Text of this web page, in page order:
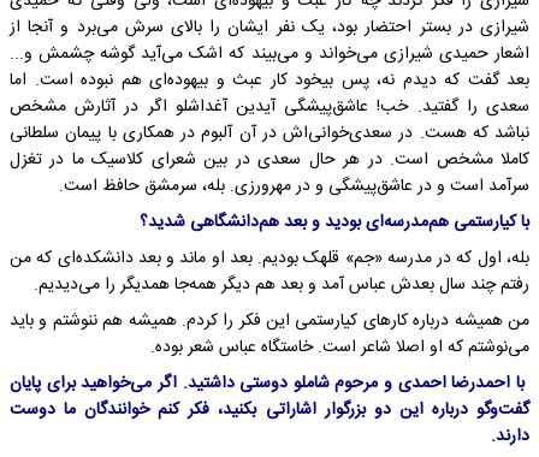
شیرازی در بستر احتضار بود، یک نفر ایشان را بالای سرش می‌برد و آنجا از
اشعار حمیدی شیرازی می‌خواند و می‌بیند که اشک می‌آید گوشه چشمش و...
بعد گفت که دیدم نه، پس بیخود کار عبث و بیهوده‌ای هم نبوده است. اما
سعدی را گفتید. خب! عاشق‌پیشگی آیدین آغداشلو اگر در آثارش مشخص
نباشد که هست. در سعدی‌خوانی‌اش در آن آلبوم در همکاری با پیمان سلطانی
کاملا مشخص است. در هر حال سعدی در بین شعرای کلاسیک ما در تغزل
سرآمد است و در عاشق‌پیشگی و در مهرورزی. بله، سرمشق حافظ است.
با کیارستمی هم‌مدرسه‌ای بودید و بعد هم‌دانشگاهی شدید؟
بله، اول که در مدرسه «جم» قلهک بودیم. بعد او ماند و بعد دانشکده‌ای که من
رفتم چند سال بعدش عباس آمد و بعد هم دیگر همه‌جا همدیگر را می‌دیدیم.
من همیشه درباره کارهای کیارستمی این فکر را کردم. همیشه هم ننوشتم و باید
می‌نوشتم که او اصلا شاعر است. خاستگاه عباس شعر بوده.
با احمدرضا احمدی و مرحوم شاملو دوستی داشتید. اگر می‌خواهید برای پایان
گفت‌وگو درباره این دو بزرگوار اشاراتی بکنید، فکر کنم خوانندگان ما دوست
دارند.